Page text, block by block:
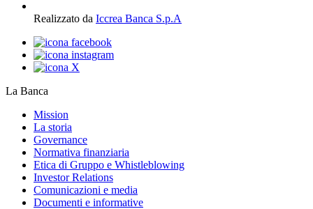
Realizzato da Iccrea Banca S.p.A
La Banca
Mission
La storia
Governance
Normativa finanziaria
Etica di Gruppo e Whistleblowing
Investor Relations
Comunicazioni e media
Documenti e informative